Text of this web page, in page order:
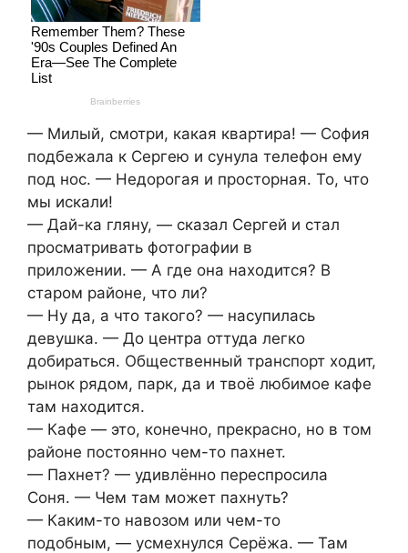
— Милый, смотри, какая квартира! — София
подбежала к Сергею и сунула телефон ему
под нос. — Недорогая и просторная. То, что
мы искали!
— Дай-ка гляну, — сказал Сергей и стал
просматривать фотографии в
приложении. — А где она находится? В
старом районе, что ли?
— Ну да, а что такого? — насупилась
девушка. — До центра оттуда легко
добираться. Общественный транспорт ходит,
рынок рядом, парк, да и твоё любимое кафе
там находится.
— Кафе — это, конечно, прекрасно, но в том
районе постоянно чем-то пахнет.
— Пахнет? — удивлённо переспросила
Соня. — Чем там может пахнуть?
— Каким-то навозом или чем-то
подобным, — усмехнулся Серёжа. — Там